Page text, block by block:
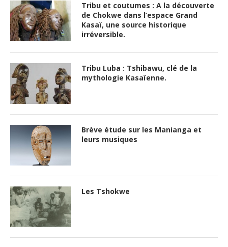
Tribu et coutumes : A la découverte
de Chokwe dans l’espace Grand
Kasaï, une source historique
irréversible.
Tribu Luba : Tshibawu, clé de la
mythologie Kasaïenne.
Brève étude sur les Manianga et
leurs musiques
Les Tshokwe